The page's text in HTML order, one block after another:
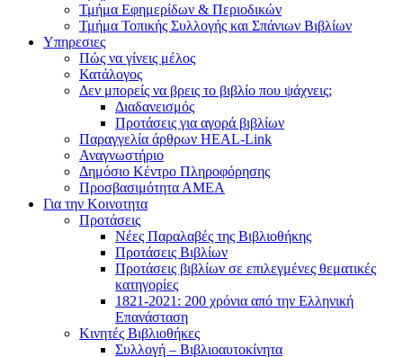
Τμήμα Εφημερίδων & Περιοδικών
Τμήμα Τοπικής Συλλογής και Σπάνιων Βιβλίων
Υπηρεσιες
Πώς να γίνεις μέλος
Κατάλογος
Δεν μπορείς να βρεις το βιβλίο που ψάχνεις;
Διαδανεισμός
Προτάσεις για αγορά βιβλίων
Παραγγελία άρθρων HEAL-Link
Αναγνωστήριο
Δημόσιο Κέντρο Πληροφόρησης
Προσβασιμότητα ΑΜΕΑ
Για την Κοινοτητα
Προτάσεις
Νέες Παραλαβές της Βιβλιοθήκης
Προτάσεις Βιβλίων
Προτάσεις βιβλίων σε επιλεγμένες θεματικές
κατηγορίες
1821-2021: 200 χρόνια από την Ελληνική
Επανάσταση
Κινητές Βιβλιοθήκες
Συλλογή – Βιβλιοαυτοκίνητα